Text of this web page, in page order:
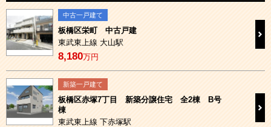
中古一戸建て
板橋区栄町 中古戸建
東武東上線 大山駅
8,180万円
新築一戸建て
板橋区赤塚7丁目 新築分譲住宅 全2棟 B号
棟
東武東上線 下赤塚駅